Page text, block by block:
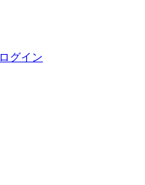
グイン